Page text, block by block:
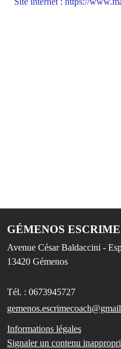
GÉMENOS
Avenue César Baldaccini -
13420 Gémenos
Tél. : 0673945727
Informations légales
Signaler un contenu